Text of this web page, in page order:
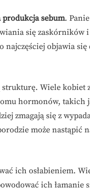
produkcja sebum.
się
najczęściej objawia
Wiele kobiet
hormonów, takich
zmagają się z
może nastąpić
ich osłabieniem.
ich łamanie